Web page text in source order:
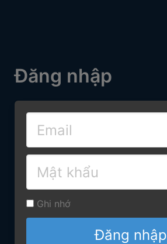
Đăng nhập
Ghi nhớ
Đăng nhập